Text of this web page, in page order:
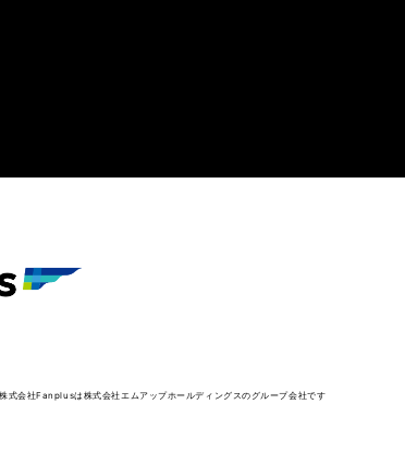
株式会社Fanplusは株式会社エムアップホールディングスのグループ会社です